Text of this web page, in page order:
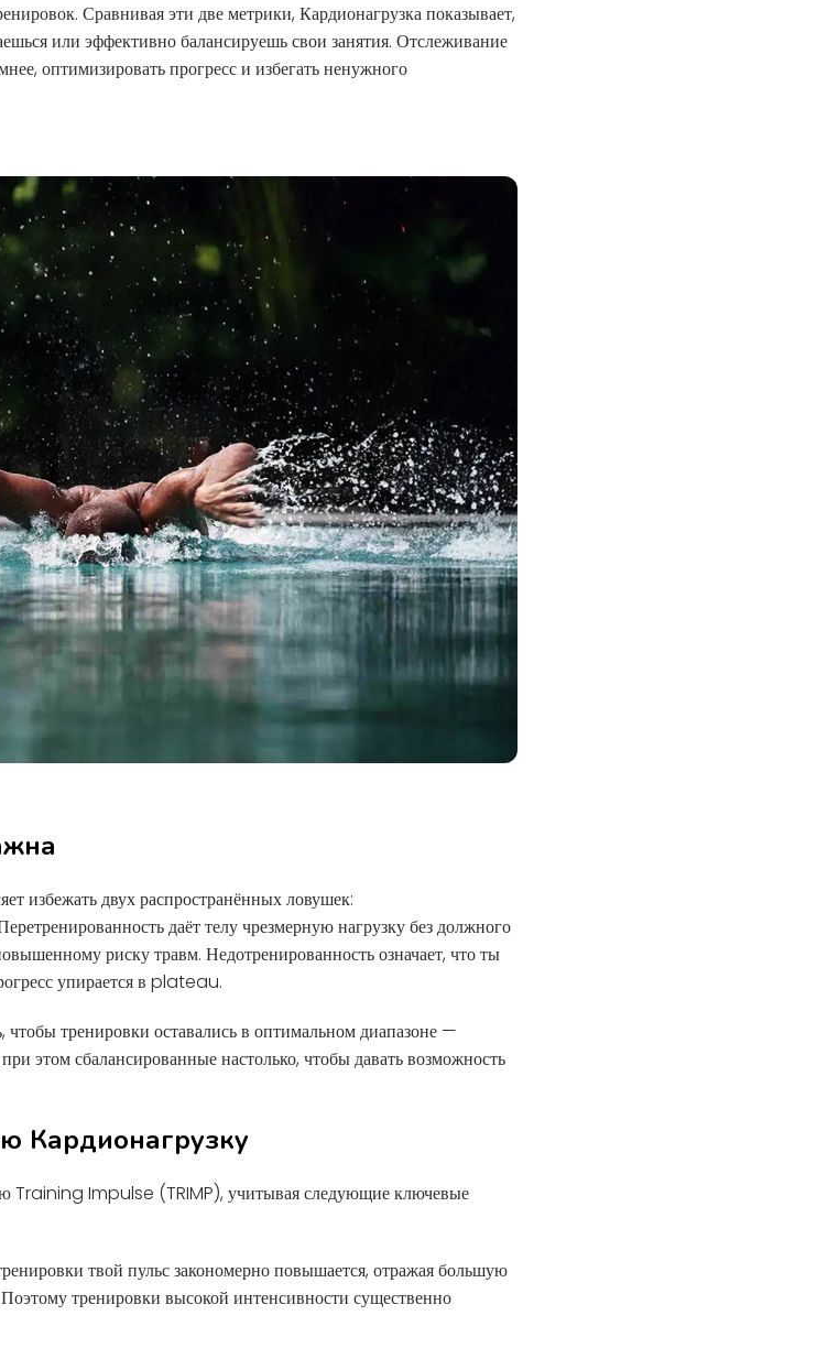
Сравнивая эти две метрики, Кардионагрузка показывает,
или эффективно балансируешь свои занятия. Отслеживание
оптимизировать прогресс и избегать ненужного
избежать двух распространённых ловушек:
даёт телу чрезмерную нагрузку без должного
риску травм. Недотренированность означает, что ты
упирается в plateau.
тренировки оставались в оптимальном диапазоне —
этом сбалансированные настолько, чтобы давать возможность
Кардионагрузку
Training Impulse (TRIMP), учитывая следующие ключевые
твой пульс закономерно повышается, отражая большую
тренировки высокой интенсивности существенно